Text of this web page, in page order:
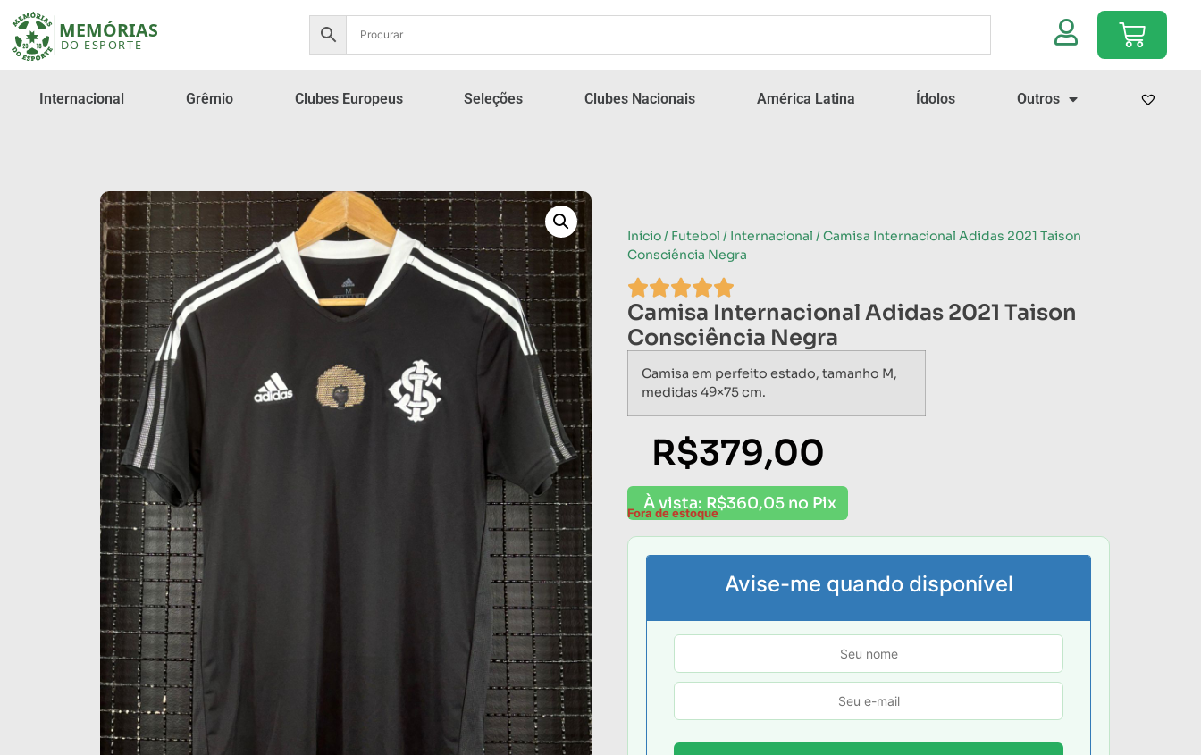
Internacional Grêmio Clubes Europeus Seleções Clubes Nacionais América Latina Ídolos Outros
Início/ Futebol / Internacional / Camisa Internacional Adidas 2021 Taison
Consciência Negra
Camisa Internacional Adidas 2021 Taison
Consciência Negra
Camisa em perfeito estado, tamanho M,
medidas 49×75 cm.
R$379,00
À vista: R$360,05 no Pix
Fora de estoque
Avise-me quando disponível